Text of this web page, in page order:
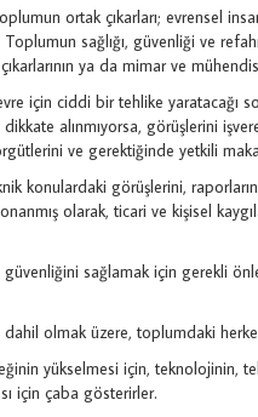
ortak çıkarları; evrensel
sağlığı, güvenliği ve
ya da mimar ve
için ciddi bir tehlike yaratacağı
alınmıyorsa, görüşlerini
ve gerektiğinde yetkili
konulardaki görüşlerini,
olarak, ticari ve kişisel
güvenliğini sağlamak için gerekli
dahil olmak üzere, toplumdaki
yükselmesi için, teknolojinin,
için çaba gösterirler.